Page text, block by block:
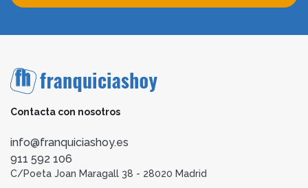
Contacta con nosotros
info@franquiciashoy.es
911 592 106
C/Poeta Joan Maragall 38 - 28020 Madrid